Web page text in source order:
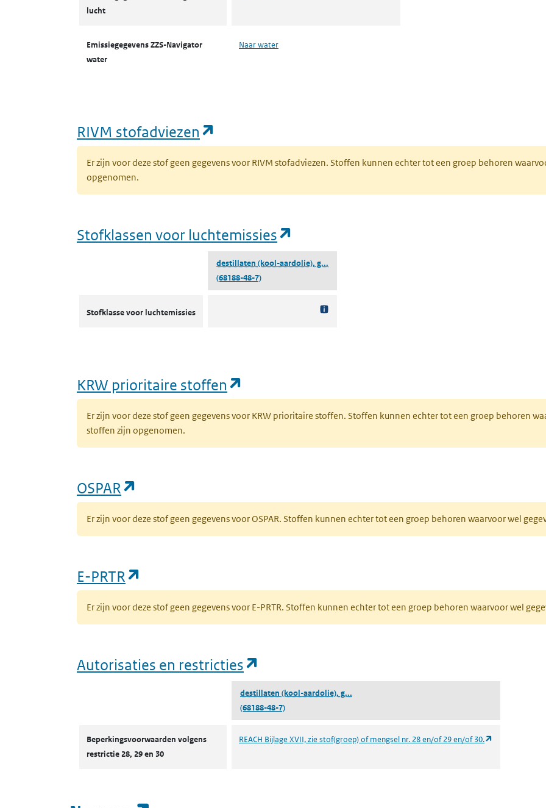
lucht
Emissiegegevens ZZS-Navigator
water
Naar water
RIVM stofadviezen
Er zijn voor deze stof geen gegevens voor RIVM stofadviezen. Stoffen kunnen echter tot een groep behoren
opgenomen.
Stofklassen voor luchtemissies
destillaten (kool-aardolie), g...
(68188-48-7)
Stofklasse voor luchtemissies
KRW prioritaire stoffen
Er zijn voor deze stof geen gegevens voor KRW prioritaire stoffen. Stoffen kunnen echter tot een groep behoren
stoffen zijn opgenomen.
OSPAR
Er zijn voor deze stof geen gegevens voor OSPAR. Stoffen kunnen echter tot een groep behoren waarvoor wel
E-PRTR
Er zijn voor deze stof geen gegevens voor E-PRTR. Stoffen kunnen echter tot een groep behoren waarvoor wel
Autorisaties en restricties
destillaten (kool-aardolie), g...
(68188-48-7)
Beperkingsvoorwaarden volgens
restrictie 28, 29 en 30
REACH Bijlage XVII, zie stof(groep) of mengsel nr. 28 en/of 29 en/of 30.